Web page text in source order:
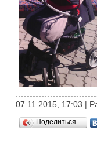
07.11.2015, 17:03 |
Поделиться…